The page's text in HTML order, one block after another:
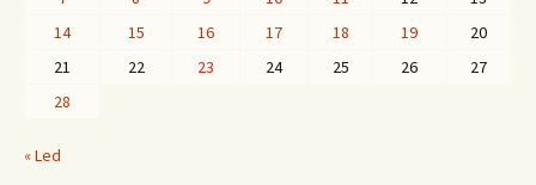
14
15 16 17 18 19
20
21
22 23 24 25 26
27
28
« Led